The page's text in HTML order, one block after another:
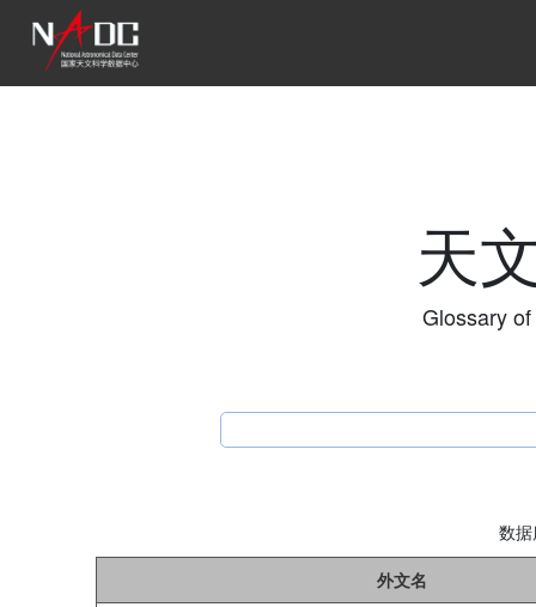
天
Glossary
数
外文名